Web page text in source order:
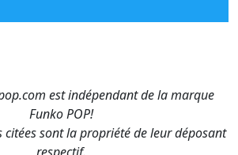
est indépendant de la marque
Funko POP!
citées sont la propriété de leur déposant